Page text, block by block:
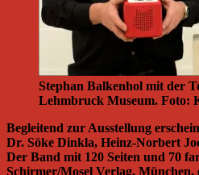
Stephan Balkenhol mit der
Lehmbruck Museum. Foto:
Begleitend zur Ausstellung
Dr. Söke Dinkla, Heinz-Norbert
Der Band mit 120 Seiten und 70
Schirmer/Mosel Verlag, München,